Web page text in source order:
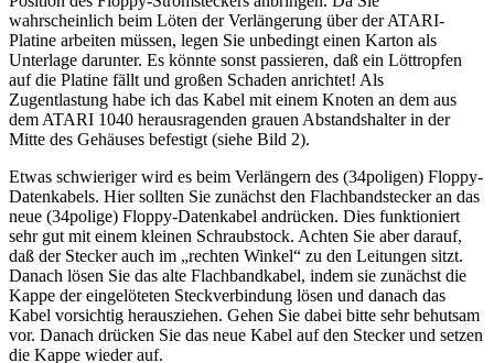
wahrscheinlich beim Löten der Verlängerung über der ATARI-
Platine arbeiten müssen, legen Sie unbedingt einen Karton als
Unterlage darunter. Es könnte sonst passieren, daß ein Löttropfen
auf die Platine fällt und großen Schaden anrichtet! Als
Zugentlastung habe ich das Kabel mit einem Knoten an dem aus
dem ATARI 1040 herausragenden grauen Abstandshalter in der
Mitte des Gehäuses befestigt (siehe Bild 2).
Etwas schwieriger wird es beim Verlängern des (34poligen) Floppy-
Datenkabels. Hier sollten Sie zunächst den Flachbandstecker an das
neue (34polige) Floppy-Datenkabel andrücken. Dies funktioniert
sehr gut mit einem kleinen Schraubstock. Achten Sie aber darauf,
daß der Stecker auch im „rechten Winkel“ zu den Leitungen sitzt.
Danach lösen Sie das alte Flachbandkabel, indem sie zunächst die
Kappe der eingelöteten Steckverbindung lösen und danach das
Kabel vorsichtig herausziehen. Gehen Sie dabei bitte sehr behutsam
vor. Danach drücken Sie das neue Kabel auf den Stecker und setzen
die Kappe wieder auf.